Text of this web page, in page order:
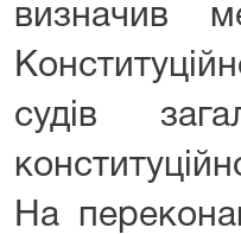
визначив
судів
На